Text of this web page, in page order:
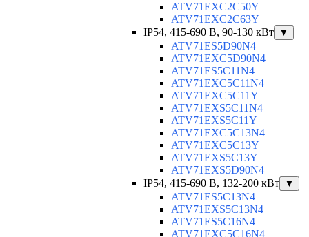
ATV71EXC2C50Y
ATV71EXC2C63Y
IP54, 415-690 B, 90-130 кВт
▼
ATV71ES5D90N4
ATV71EXC5D90N4
ATV71ES5C11N4
ATV71EXC5C11N4
ATV71EXC5C11Y
ATV71EXS5C11N4
ATV71EXS5C11Y
ATV71EXC5C13N4
ATV71EXC5C13Y
ATV71EXS5C13Y
ATV71EXS5D90N4
IP54, 415-690 B, 132-200 кВт
▼
ATV71ES5C13N4
ATV71EXS5C13N4
ATV71ES5C16N4
ATV71EXC5C16N4